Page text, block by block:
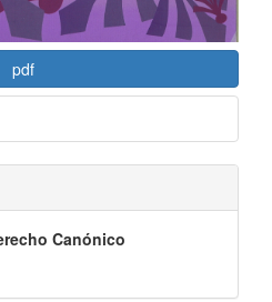
pdf
Canónico